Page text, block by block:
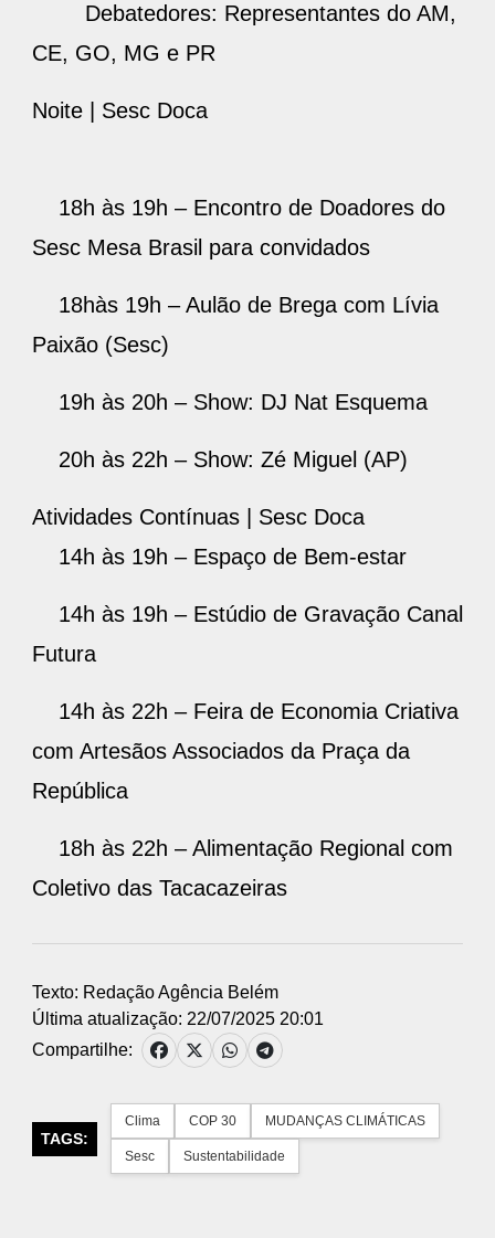
Debatedores: Representantes do AM,
CE, GO, MG e PR
Noite | Sesc Doca
18h às 19h – Encontro de Doadores do
Sesc Mesa Brasil para convidados
18hàs 19h – Aulão de Brega com Lívia
Paixão (Sesc)
19h às 20h – Show: DJ Nat Esquema
20h às 22h – Show: Zé Miguel (AP)
Atividades Contínuas | Sesc Doca
14h às 19h – Espaço de Bem-estar
14h às 19h – Estúdio de Gravação Canal
Futura
14h às 22h – Feira de Economia Criativa
com Artesãos Associados da Praça da
República
18h às 22h – Alimentação Regional com
Coletivo das Tacacazeiras
Texto: Redação Agência Belém
Última atualização: 22/07/2025 20:01
Compartilhe:
TAGS:
Clima COP 30 MUDANÇAS CLIMÁTICAS
Sesc Sustentabilidade